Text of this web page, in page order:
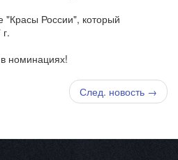
"Красы России", который
номинациях!
След. новость →